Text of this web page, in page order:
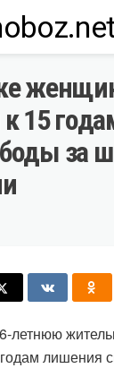
15
за
летнюю
лишения